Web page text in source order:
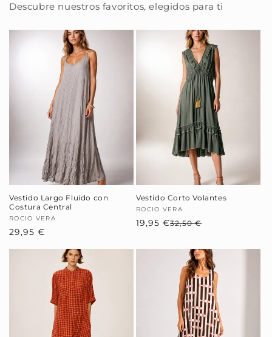
Descubre nuestros favoritos, elegidos para ti
Vestido Largo Fluido con
Costura Central
Proveedor:
ROCIO VERA
Precio
29,95 €
Vestido Corto Volantes
Proveedor:
ROCIO VERA
32,50 €
oferta
19,95 €